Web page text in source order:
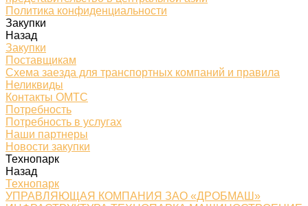
Политика конфиденциальности
Закупки
Назад
Закупки
Поставщикам
Схема заезда для транспортных компаний и правила
Неликвиды
Контакты ОМТС
Потребность
Потребность в услугах
Наши партнеры
Новости закупки
Технопарк
Назад
Технопарк
УПРАВЛЯЮЩАЯ КОМПАНИЯ ЗАО «ДРОБМАШ»